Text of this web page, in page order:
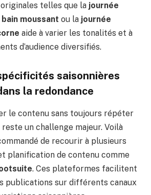
telles que la journée
moussant ou la journée
aide à varier les tonalités et à
d’audience diversifiés.
saisonnières
la redondance
le contenu sans toujours répéter
un challenge majeur. Voilà
de recourir à plusieurs
planification de contenu comme
. Ces plateformes facilitent
publications sur différents canaux